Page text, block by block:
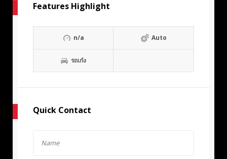
Features Highlight
n/a Auto
รถเก๋ง
Quick Contact